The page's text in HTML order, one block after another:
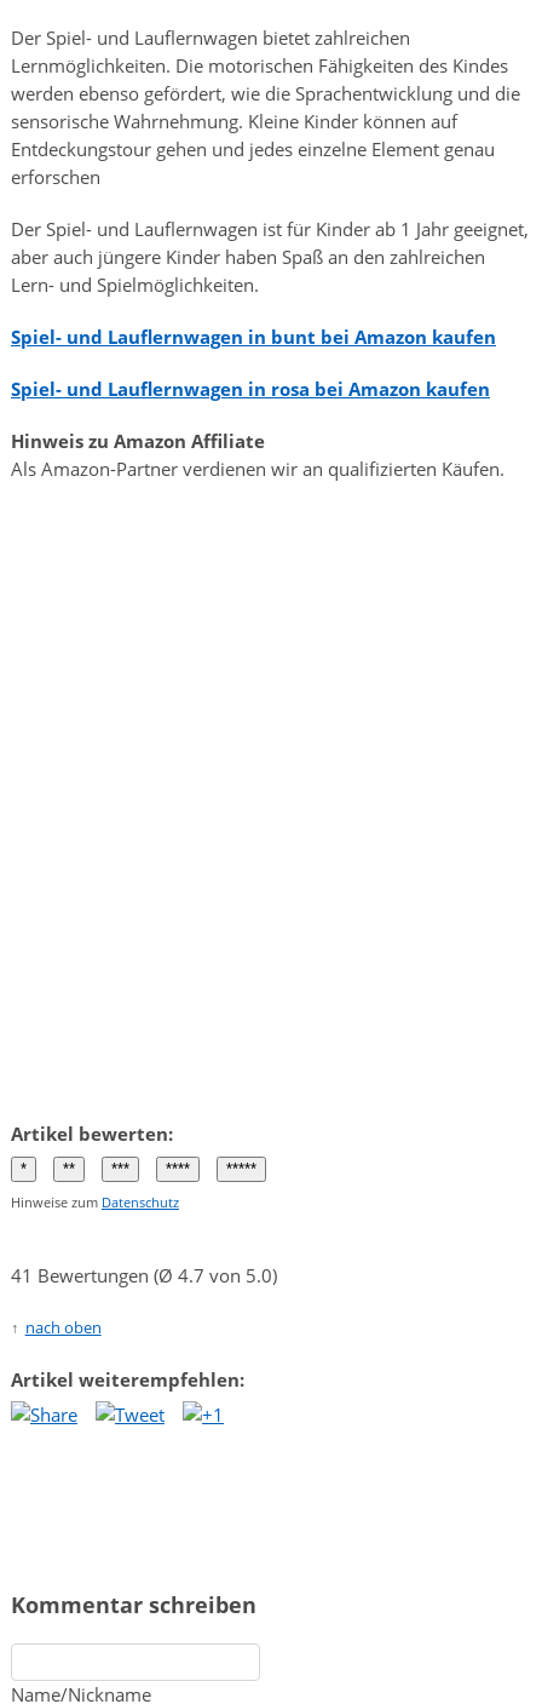
Der Spiel- und Lauflernwagen bietet zahlreichen
Lernmöglichkeiten. Die motorischen Fähigkeiten des Kindes
werden ebenso gefördert, wie die Sprachentwicklung und die
sensorische Wahrnehmung. Kleine Kinder können auf
Entdeckungstour gehen und jedes einzelne Element genau
erforschen
Der Spiel- und Lauflernwagen ist für Kinder ab 1 Jahr geeignet,
aber auch jüngere Kinder haben Spaß an den zahlreichen
Lern- und Spielmöglichkeiten.
Spiel- und Lauflernwagen in bunt bei Amazon kaufen
Spiel- und Lauflernwagen in rosa bei Amazon kaufen
Hinweis zu Amazon Affiliate
Als Amazon-Partner verdienen wir an qualifizierten Käufen.
Artikel bewerten:
Hinweise zum Datenschutz
41 Bewertungen (Ø 4.7 von 5.0)
nach oben
Artikel weiterempfehlen:
Kommentar schreiben
Name/Nickname